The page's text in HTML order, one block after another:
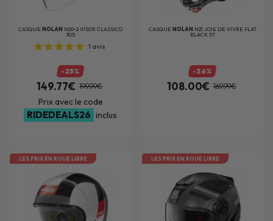
CASQUENOLAN N20-2 VISOR CLASSICO
305
1 avis
-25%
149.77€ 199.99€
Prix avec le code
RIDEDEALS26 inclus
CASQUE NOLAN N21 JOIE DE VIVRE FLAT
BLACK 57
-36%
108.00€ 169.99€
LES PRIX EN ROUE LIBRE LES PRIX EN ROUE LIBRE